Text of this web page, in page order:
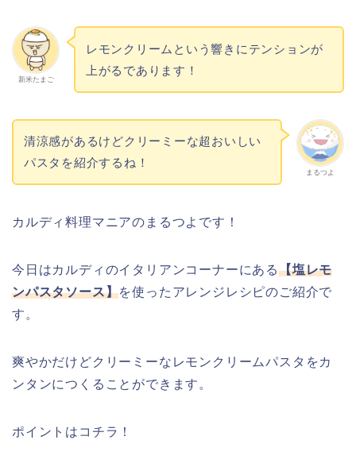
新米たまご
レモンクリームという響きにテンションが
上がるであります！
まるつよ
清涼感があるけどクリーミーな超おいしい
パスタを紹介するね！
カルディ料理マニアのまるつよです！
今日はカルディのイタリアンコーナーにある【塩レモ
ンパスタソース】を使ったアレンジレシピのご紹介で
す。
爽やかだけどクリーミーなレモンクリームパスタをカ
ンタンにつくることができます。
ポイントはコチラ！